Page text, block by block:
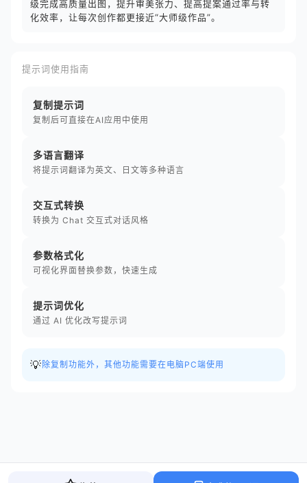
级完成高质量出图，提升审美张力、提高提案通过率与转
化效率，让每次创作都更接近“大师级作品”。
提示词使用指南
复制提示词
复制后可直接在AI应用中使用
多语言翻译
将提示词翻译为英文、日文等多种语言
交互式转换
转换为 Chat 交互式对话风格
参数格式化
可视化界面替换参数，快速生成
提示词优化
通过 AI 优化改写提示词
💡 除复制功能外，其他功能需要在电脑PC端使用